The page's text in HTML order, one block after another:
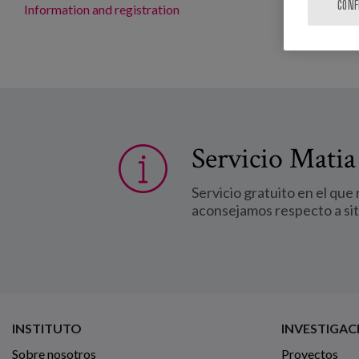
Information and registration
Servicio
Servicio gratuito en el que
aconsejamos respecto a
INSTITUTO
Sobre nosotros
Proyectos